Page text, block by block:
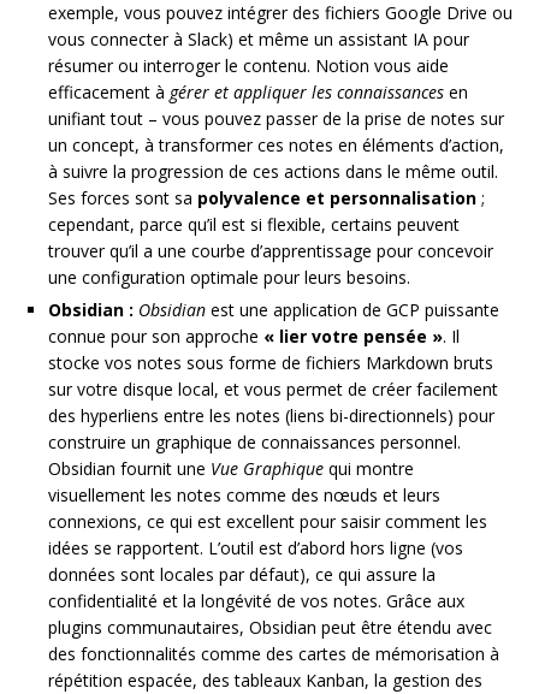
exemple, vous pouvez intégrer des fichiers Google Drive ou
vous connecter à Slack) et même un assistant IA pour
résumer ou interroger le contenu. Notion vous aide
efficacement à gérer et appliquer les connaissances en
unifiant tout – vous pouvez passer de la prise de notes sur
un concept, à transformer ces notes en éléments d’action,
à suivre la progression de ces actions dans le même outil.
Ses forces sont sa polyvalence et personnalisation ;
cependant, parce qu’il est si flexible, certains peuvent
trouver qu’il a une courbe d’apprentissage pour concevoir
une configuration optimale pour leurs besoins.
Obsidian : Obsidian est une application de GCP puissante
connue pour son approche « lier votre pensée ». Il
stocke vos notes sous forme de fichiers Markdown bruts
sur votre disque local, et vous permet de créer facilement
des hyperliens entre les notes (liens bi-directionnels) pour
construire un graphique de connaissances personnel.
Obsidian fournit une Vue Graphique qui montre
visuellement les notes comme des nœuds et leurs
connexions, ce qui est excellent pour saisir comment les
idées se rapportent. L’outil est d’abord hors ligne (vos
données sont locales par défaut), ce qui assure la
confidentialité et la longévité de vos notes. Grâce aux
plugins communautaires, Obsidian peut être étendu avec
des fonctionnalités comme des cartes de mémorisation à
répétition espacée, des tableaux Kanban, la gestion des